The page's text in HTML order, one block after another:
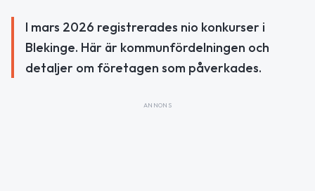
I mars 2026 registrerades nio konkurser i
Blekinge. Här är kommunfördelningen och
detaljer om företagen som påverkades.
ANNONS